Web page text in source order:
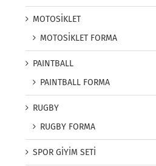
MOTOSİKLET
MOTOSİKLET FORMA
PAINTBALL
PAINTBALL FORMA
RUGBY
RUGBY FORMA
SPOR GİYİM SETİ